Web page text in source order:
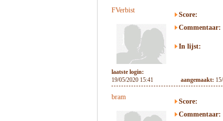
FVerbist
Score:
Commentaar:
In lijst:
laatste login:
19/05/2020 15:41
aangemaakt:
bram
Score:
Commentaar: